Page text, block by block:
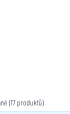
(17 produktů)